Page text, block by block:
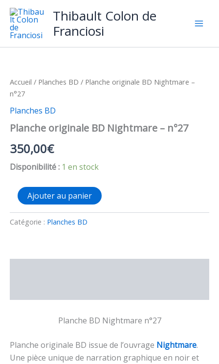
Aller
contenu
Thibault Colon de
Franciosi
Accueil / Planches BD / Planche originale BD Nightmare –
n°27
Planches BD
Planche originale BD Nightmare – n°27
350,00€
Disponibilité : 1 en stock
quantité
Planche
originale
n°27
Ajouter au panier
Catégorie : Planches BD
Planche BD Nightmare n°27
Planche originale BD issue de l’ouvrage Nightmare.
Une pièce unique de narration graphique en noir et